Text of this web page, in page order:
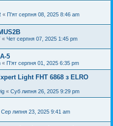
« П'ят серпня 08, 2025 8:46 am
« Чет серпня 07, 2025 1:45 pm
5
« П'ят серпня 01, 2025 6:35 pm
Light FHT 6868 з ELRO
« Суб липня 26, 2025 9:29 pm
Сер липня 23, 2025 9:41 am